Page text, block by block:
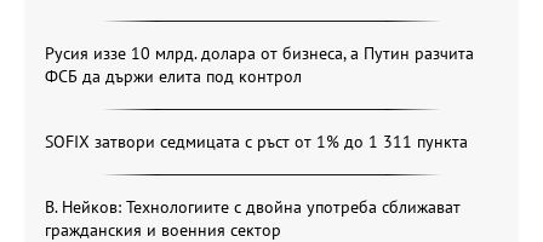
Русия иззе 10 млрд. долара от бизнеса, а Путин разчита
ФСБ да държи елита под контрол
SOFIX затвори седмицата с ръст от 1% до 1 311 пункта
В. Нейков: Технологиите с двойна употреба сближават
гражданския и военния сектор